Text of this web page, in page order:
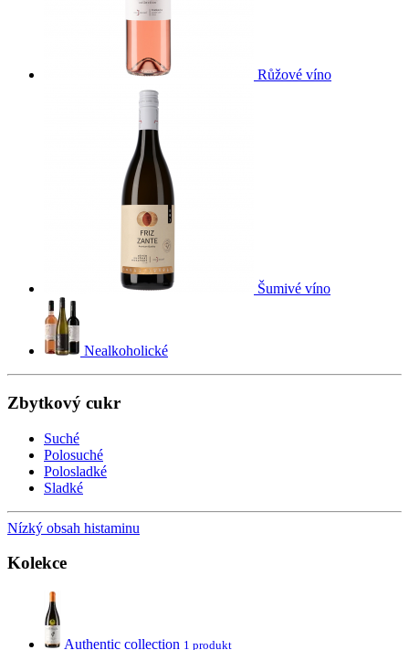
Růžové víno
Šumivé víno
Nealkoholické
Zbytkový cukr
Suché
Polosuché
Polosladké
Sladké
Nízký obsah histaminu
Kolekce
Authentic collection 1 produkt